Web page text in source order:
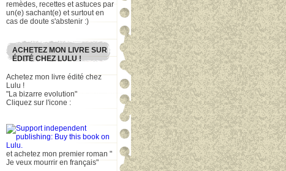
remèdes, recettes et astuces par
un(e) sachant(e) et surtout en
cas de doute s'abstenir :)
ACHETEZ MON LIVRE SUR
ÉDITÉ CHEZ LULU !
Achetez mon livre édité chez
Lulu !
"La bizarre evolution"
Cliquez sur l'icone :
et achetez mon premier roman "
Je veux mourrir en français"